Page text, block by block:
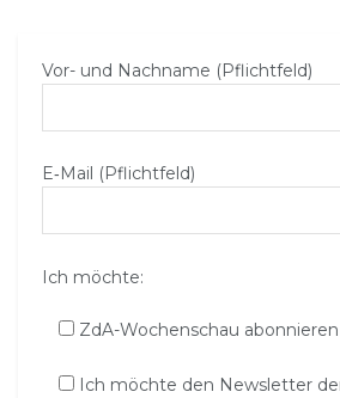
Vor- und Nachname (Pflichtfeld)
E‑Mail (Pflichtfeld)
Ich möchte:
ZdA-Wochenschau
Ich möchte den Newsletter